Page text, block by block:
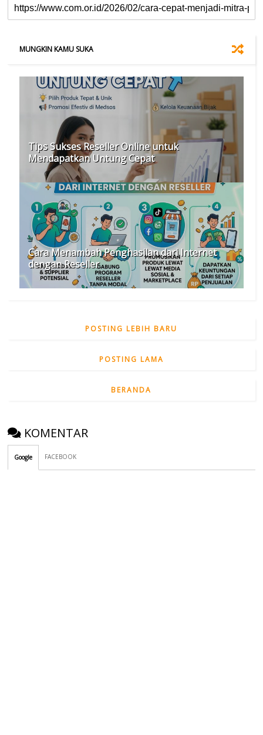
MUNGKIN KAMU SUKA
Tips Sukses Reseller Online untuk
Mendapatkan Untung Cepat
Cara Menambah Penghasilan dari Internet
dengan Reseller
POSTING LEBIH BARU
POSTING LAMA
BERANDA
KOMENTAR
Google FACEBOOK